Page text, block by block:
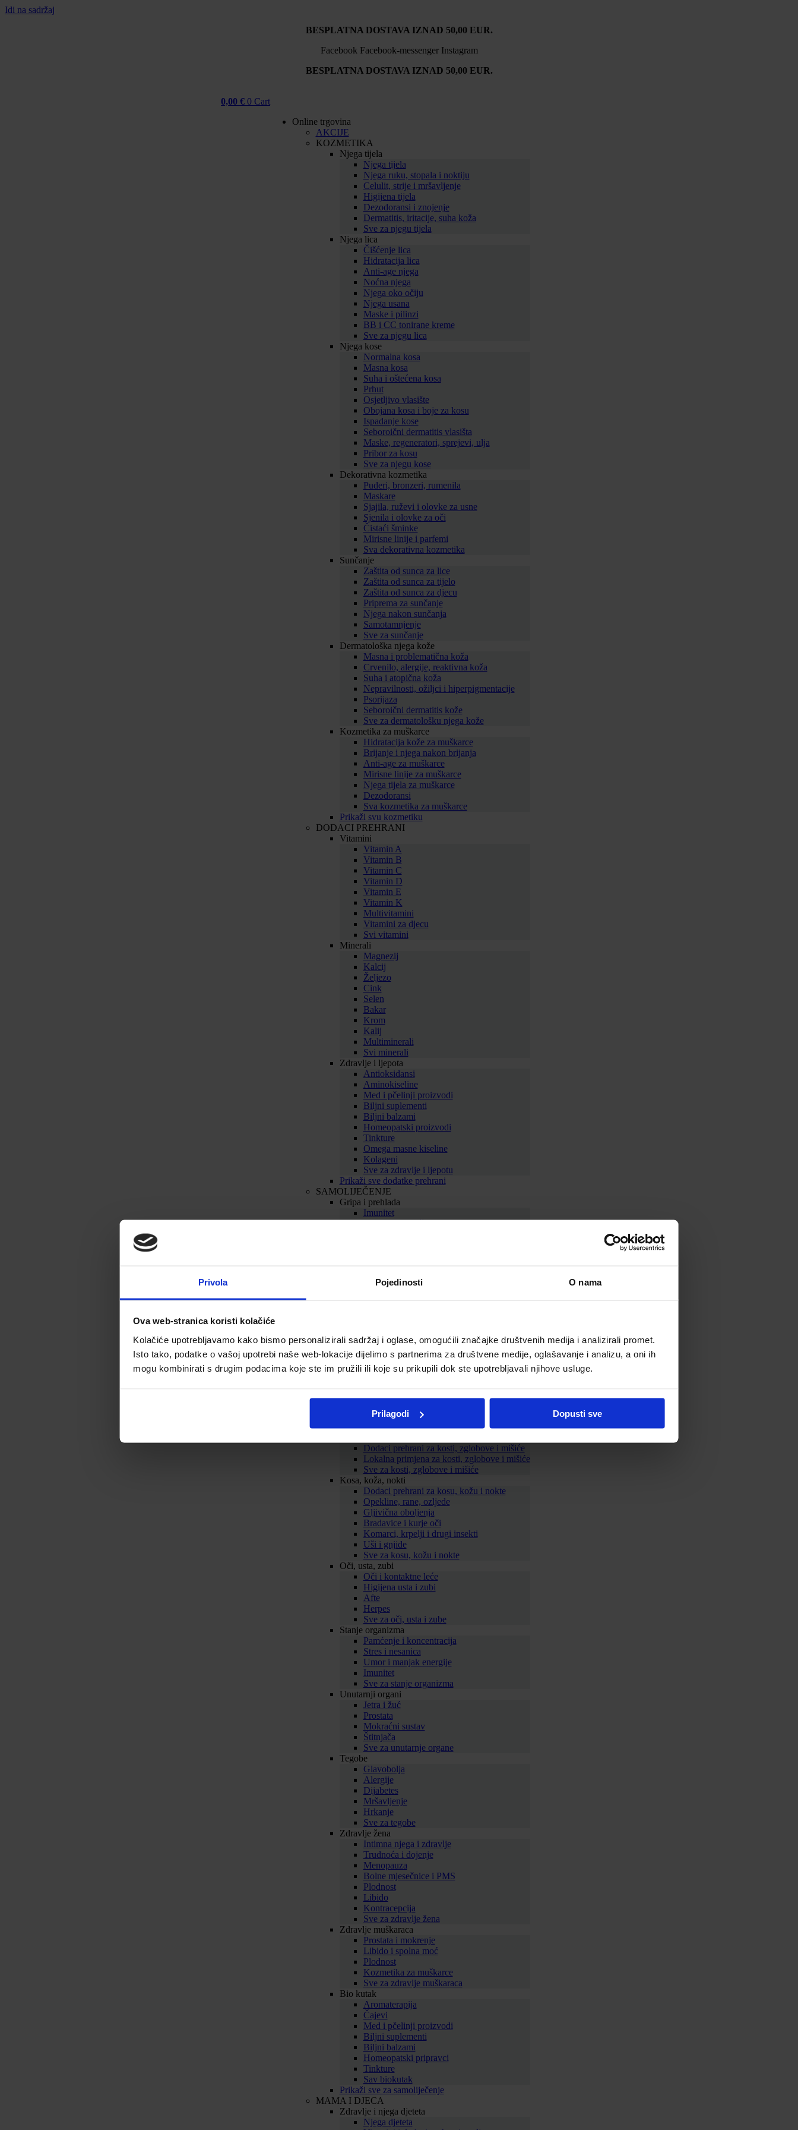
Privola Pojedinosti O nama
Ova web-stranica koristi kolačiće
Kolačiće upotrebljavamo kako bismo personalizirali sadržaj i oglase, omogućili značajke društvenih medija i analizirali promet.
Isto tako, podatke o vašoj upotrebi naše web-lokacije dijelimo s partnerima za društvene medije, oglašavanje i analizu, a oni ih
mogu kombinirati s drugim podacima koje ste im pružili ili koje su prikupili dok ste upotrebljavali njihove usluge.
Prilagodi Dopusti sve
Idi na sadržaj
BESPLATNA DOSTAVA IZNAD 50,00 EUR.
Facebook Facebook-messenger Instagram
BESPLATNA DOSTAVA IZNAD 50,00 EUR.
0,00 € 0 Cart
Online trgovina
AKCIJE
KOZMETIKA
Njega tijela
Njega tijela
Njega ruku, stopala i noktiju
Celulit, strije i mršavljenje
Higijena tijela
Dezodoransi i znojenje
Dermatitis, iritacije, suha koža
Sve za njegu tijela
Njega lica
Čišćenje lica
Hidratacija lica
Anti-age njega
Noćna njega
Njega oko očiju
Njega usana
Maske i pilinzi
BB i CC tonirane kreme
Sve za njegu lica
Njega kose
Normalna kosa
Masna kosa
Suha i oštećena kosa
Prhut
Osjetljivo vlasište
Obojana kosa i boje za kosu
Ispadanje kose
Seboroični dermatitis vlasišta
Maske, regeneratori, sprejevi, ulja
Pribor za kosu
Sve za njegu kose
Dekorativna kozmetika
Puderi, bronzeri, rumenila
Maskare
Sjajila, ruževi i olovke za usne
Sjenila i olovke za oči
Čistaći šminke
Mirisne linije i parfemi
Sva dekorativna kozmetika
Sunčanje
Zaštita od sunca za lice
Zaštita od sunca za tijelo
Zaštita od sunca za djecu
Priprema za sunčanje
Njega nakon sunčanja
Samotamnjenje
Sve za sunčanje
Dermatološka njega kože
Masna i problematična koža
Crvenilo, alergije, reaktivna koža
Suha i atopična koža
Nepravilnosti, ožiljci i hiperpigmentacije
Psorijaza
Seboroični dermatitis kože
Sve za dermatološku njega kože
Kozmetika za muškarce
Hidratacija kože za muškarce
Brijanje i njega nakon brijanja
Anti-age za muškarce
Mirisne linije za muškarce
Njega tijela za muškarce
Dezodoransi
Sva kozmetika za muškarce
Prikaži svu kozmetiku
DODACI PREHRANI
Vitamini
Vitamin A
Vitamin B
Vitamin C
Vitamin D
Vitamin E
Vitamin K
Multivitamini
Vitamini za djecu
Svi vitamini
Minerali
Magnezij
Kalcij
Željezo
Cink
Selen
Bakar
Krom
Kalij
Multiminerali
Svi minerali
Zdravlje i ljepota
Antioksidansi
Aminokiseline
Med i pčelinji proizvodi
Biljni suplementi
Biljni balzami
Homeopatski proizvodi
Tinkture
Omega masne kiseline
Kolageni
Sve za zdravlje i ljepotu
Prikaži sve dodatke prehrani
SAMOLIJEČENJE
Gripa i prehlada
Imunitet
Bolno grlo i kašalj
Srce
Cirkulacija
Probava
Želučane tegobe
Zatvor
Proljev
ORS
Sve za probavu
Dodaci prehrani za kosti, zglobove i mišiće
Lokalna primjena za kosti, zglobove i mišiće
Sve za kosti, zglobove i mišiće
Kosa, koža, nokti
Dodaci prehrani za kosu, kožu i nokte
Opekline, rane, ozljede
Gljivična oboljenja
Bradavice i kurje oči
Komarci, krpelji i drugi insekti
Uši i gnjide
Sve za kosu, kožu i nokte
Oči, usta, zubi
Oči i kontaktne leće
Higijena usta i zubi
Afte
Herpes
Sve za oči, usta i zube
Stanje organizma
Pamćenje i koncentracija
Stres i nesanica
Umor i manjak energije
Imunitet
Sve za stanje organizma
Unutarnji organi
Jetra i žuć
Prostata
Mokraćni sustav
Štitnjača
Sve za unutarnje organe
Tegobe
Glavobolja
Alergije
Dijabetes
Mršavljenje
Hrkanje
Sve za tegobe
Zdravlje žena
Intimna njega i zdravlje
Trudnoća i dojenje
Menopauza
Bolne mjesečnice i PMS
Plodnost
Libido
Kontracepcija
Sve za zdravlje žena
Zdravlje muškaraca
Prostata i mokrenje
Libido i spolna moć
Plodnost
Kozmetika za muškarce
Sve za zdravlje muškaraca
Bio kutak
Aromaterapija
Čajevi
Med i pčelinji proizvodi
Biljni suplementi
Biljni balzami
Homeopatski pripravci
Tinkture
Sav biokutak
Prikaži sve za samoliječenje
MAMA I DJECA
Zdravlje i njega djeteta
Njega djeteta